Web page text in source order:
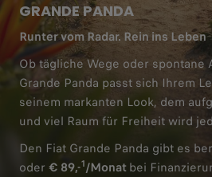
GRANDE PANDA
Runter vom Radar. Rein ins Leben
Ob tägliche Wege oder spontane
Grande Panda passt sich Ihrem
seinem markanten Look, dem
und viel Raum für Freiheit wird
Den Fiat Grande Panda gibt es
oder € 89,-1/Monatbei